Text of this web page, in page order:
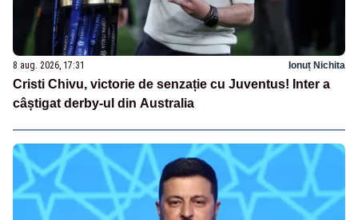
8 aug. 2026, 17:31 Ionuț Nichita
Cristi Chivu, victorie de senzație cu Juventus! Inter a
câștigat derby-ul din Australia